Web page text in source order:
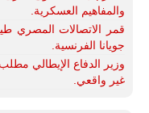
والمفاهيم العسكرية.
جويانا الفرنسية.
وزير الدفاع الإيطالي
غير واقعي.